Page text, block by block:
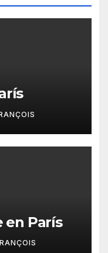
en París